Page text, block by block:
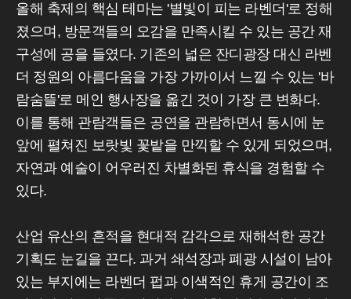
올해 축제의 핵심 테마는 '별빛이 피는 라벤더'로 정해
졌으며, 방문객들의 오감을 만족시킬 수 있는 공간 재
구성에 공을 들였다. 기존의 넓은 잔디광장 대신 라벤
더 정원의 아름다움을 가장 가까이서 느낄 수 있는 '바
람숨뜰'로 메인 행사장을 옮긴 것이 가장 큰 변화다.
이를 통해 관람객들은 공연을 관람하면서 동시에 눈
앞에 펼쳐진 보랏빛 꽃밭을 만끽할 수 있게 되었으며,
자연과 예술이 어우러진 차별화된 휴식을 경험할 수
있다.
산업 유산의 흔적을 현대적 감각으로 재해석한 공간
기획도 눈길을 끈다. 과거 쇄석장과 폐광 시설이 남아
있는 부지에는 라벤더 펍과 이색적인 휴게 공간이 조